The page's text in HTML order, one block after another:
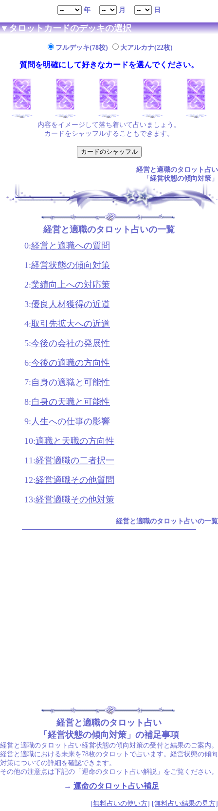
年 月 日
▼タロットカードのデッキの選択
フルデッキ(78枚) 大アルカナ(22枚)
質問を明確にして好きなカードを選んでください。
内容をイメージして落ち着いて占いましょう。
カードをシャッフルすることもできます。
経営と適職のタロット占い
「経営状態の傾向対策」
経営と適職のタロット占いの一覧
0:経営と適職への質問
1:経営状態の傾向対策
2:業績向上への対応策
3:優良人材獲得の近道
4:取引先拡大への近道
5:今後の会社の発展性
6:今後の適職の方向性
7:自身の適職と可能性
8:自身の天職と可能性
9: 人生への仕事の影響
10:適職と天職の方向性
11:経営適職の二者択一
12:経営適職その他質問
13:経営適職その他対策
経営と適職のタロット占いの一覧
経営と適職のタロット占い
「経営状態の傾向対策」の補足事項
経営と適職のタロット占い経営状態の傾向対策の受付と結果のご案内。
経営と適職における未来を78枚のタロットで占います。経営状態の傾向
対策についての詳細を確認できます。
その他の注意点は下記の「運命のタロット占い解説」をご覧ください。
→ 運命のタロット占い補足
[無料占いの使い方] [無料占い結果の見方]